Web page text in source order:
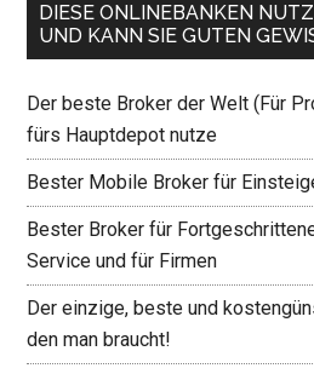
DIESE ONLINEBANKEN
UND KANN SIE GUTEN
Der beste Broker der Welt (Für
fürs Hauptdepot nutze
Bester Mobile Broker für
Bester Broker für
Service und für Firmen
Der einzige, beste und
den man braucht!